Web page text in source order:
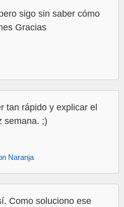
sigo sin saber cómo
Gracias
tan rápido y explicar el
semana. ;)
Naranja
Como soluciono ese